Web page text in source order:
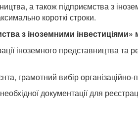
а також підприємства з
короткі строки.
з іноземними інвестиціями»
іноземного представництва та
грамотний вибір
документації для